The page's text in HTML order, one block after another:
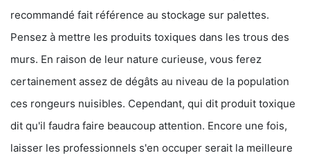
recommandé fait référence au stockage sur palettes.
Pensez à mettre les produits toxiques dans les trous des
murs. En raison de leur nature curieuse, vous ferez
certainement assez de dégâts au niveau de la population
ces rongeurs nuisibles. Cependant, qui dit produit toxique
dit qu'il faudra faire beaucoup attention. Encore une fois,
laisser les professionnels s'en occuper serait la meilleure